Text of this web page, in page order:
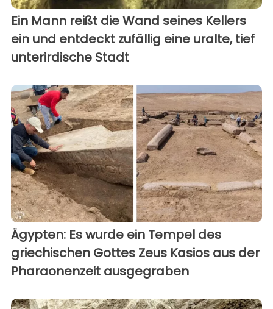
Ein Mann reißt die Wand seines Kellers
ein und entdeckt zufällig eine uralte, tief
unterirdische Stadt
Ägypten: Es wurde ein Tempel des
griechischen Gottes Zeus Kasios aus der
Pharaonenzeit ausgegraben